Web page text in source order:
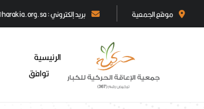
موقع الجمعية بريد إلكتروني : harakia@harakia.org.sa
الرئيسية
توافق